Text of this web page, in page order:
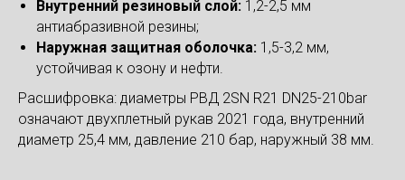
Внутренний резиновый слой: 1,2-2,5 мм
антиабразивной резины;
Наружная защитная оболочка: 1,5-3,2 мм,
устойчивая к озону и нефти.
Расшифровка: диаметры РВД 2SN R21 DN25-210bar
означают двухплетный рукав 2021 года, внутренний
диаметр 25,4 мм, давление 210 бар, наружный 38 мм.